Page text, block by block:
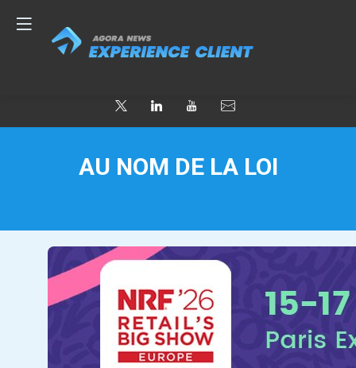
AU NOM DE LA LOI